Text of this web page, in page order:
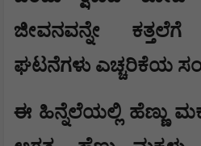
ಜೀವನವನ್ನೇ
ಘಟನೆಗಳು ಎಚ್ಚರಿಕೆಯ
ಈ ಹಿನ್ನೆಲೆಯಲ್ಲಿ ಹೆಣ್ಣು